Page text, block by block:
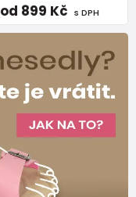
od 899 Kč s DPH